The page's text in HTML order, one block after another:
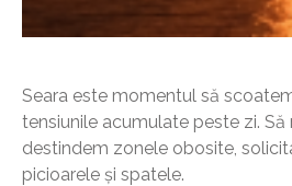
Seara este momentul să
tensiunile acumulate peste zi. Să
destindem zonele obosite,
picioarele și spatele.